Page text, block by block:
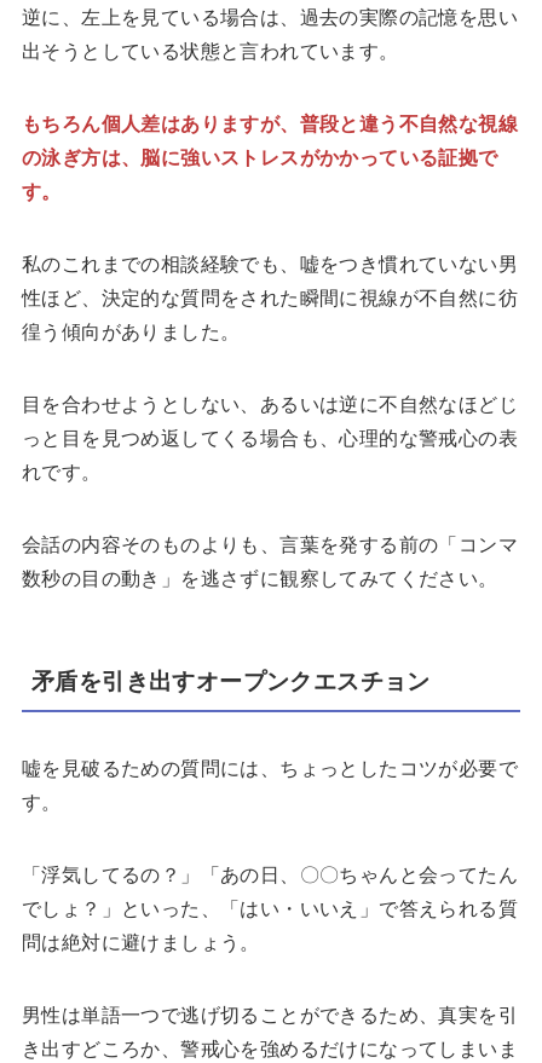
逆に、左上を見ている場合は、過去の実際の記憶を思い
出そうとしている状態と言われています。
もちろん個人差はありますが、普段と違う不自然な視線
の泳ぎ方は、脳に強いストレスがかかっている証拠で
す。
私のこれまでの相談経験でも、嘘をつき慣れていない男
性ほど、決定的な質問をされた瞬間に視線が不自然に彷
徨う傾向がありました。
目を合わせようとしない、あるいは逆に不自然なほどじ
っと目を見つめ返してくる場合も、心理的な警戒心の表
れです。
会話の内容そのものよりも、言葉を発する前の「コンマ
数秒の目の動き」を逃さずに観察してみてください。
矛盾を引き出すオープンクエスチョン
嘘を見破るための質問には、ちょっとしたコツが必要で
す。
「浮気してるの？」「あの日、〇〇ちゃんと会ってたん
でしょ？」といった、「はい・いいえ」で答えられる質
問は絶対に避けましょう。
男性は単語一つで逃げ切ることができるため、真実を引
き出すどころか、警戒心を強めるだけになってしまいま